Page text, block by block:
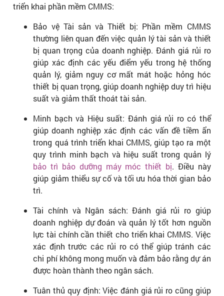
triển khai phần mềm CMMS:
Bảo vệ Tài sản và Thiết bị: Phần mềm CMMS
thường liên quan đến việc quản lý tài sản và thiết
bị quan trọng của doanh nghiệp. Đánh giá rủi ro
giúp xác định các yếu điểm yếu trong hệ thống
quản lý, giảm nguy cơ mất mát hoặc hỏng hóc
thiết bị quan trọng, giúp doanh nghiệp duy trì hiệu
suất và giảm thất thoát tài sản.
Minh bạch và Hiệu suất: Đánh giá rủi ro có thể
giúp doanh nghiệp xác định các vấn đề tiềm ẩn
trong quá trình triển khai CMMS, giúp tạo ra một
quy trình minh bạch và hiệu suất trong quản lý
bảo trì bảo dưỡng máy móc thiết bị. Điều này
giúp giảm thiểu sự cố và tối ưu hóa thời gian bảo
trì.
Tài chính và Ngân sách: Đánh giá rủi ro giúp
doanh nghiệp dự đoán và quản lý tốt hơn nguồn
lực tài chính cần thiết cho triển khai CMMS. Việc
xác định trước các rủi ro có thể giúp tránh các
chi phí không mong muốn và đảm bảo rằng dự án
được hoàn thành theo ngân sách.
Tuân thủ quy định: Việc đánh giá rủi ro cũng giúp